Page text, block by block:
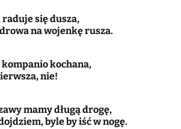
raduje się dusza,
na wojenkę rusza.
kompanio kochana,
nie!
mamy długą drogę,
byle by iść w nogę.